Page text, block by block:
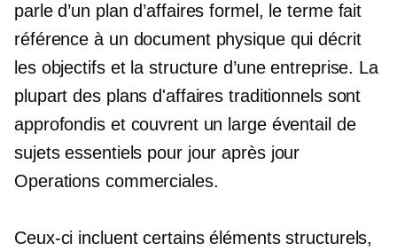
parle d’un plan d’affaires formel, le terme fait
référence à un document physique qui décrit
les objectifs et la structure d’une entreprise. La
plupart des plans d'affaires traditionnels sont
approfondis et couvrent un large éventail de
sujets essentiels pour jour après jour
Operations commerciales.
Ceux-ci incluent certains éléments structurels,